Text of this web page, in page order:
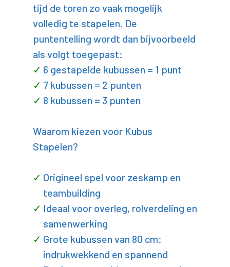
tijd de toren zo vaak mogelijk
volledig te stapelen. De
puntentelling wordt dan bijvoorbeeld
als volgt toegepast:
6 gestapelde kubussen = 1 punt
7 kubussen = 2 punten
8 kubussen = 3 punten
Waarom kiezen voor Kubus
Stapelen?
Origineel spel voor zeskamp en
teambuilding
Ideaal voor overleg, rolverdeling en
samenwerking
Grote kubussen van 80 cm:
indrukwekkend en spannend